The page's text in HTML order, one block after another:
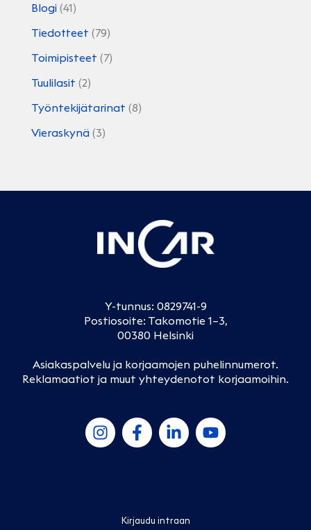
Blogi (41)
Tiedotteet (79)
Toimipisteet (7)
Tuulilasit (2)
Työntekijätarinat (8)
Vieraskynä (3)
Y-tunnus: 0829741-9
Postiosoite: Takomotie 1–3,
00380 Helsinki
Asiakaspalvelu ja korjaamojen puhelinnumerot.
Reklamaatiot ja muut yhteydenotot korjaamoihin.
Kirjaudu intraan